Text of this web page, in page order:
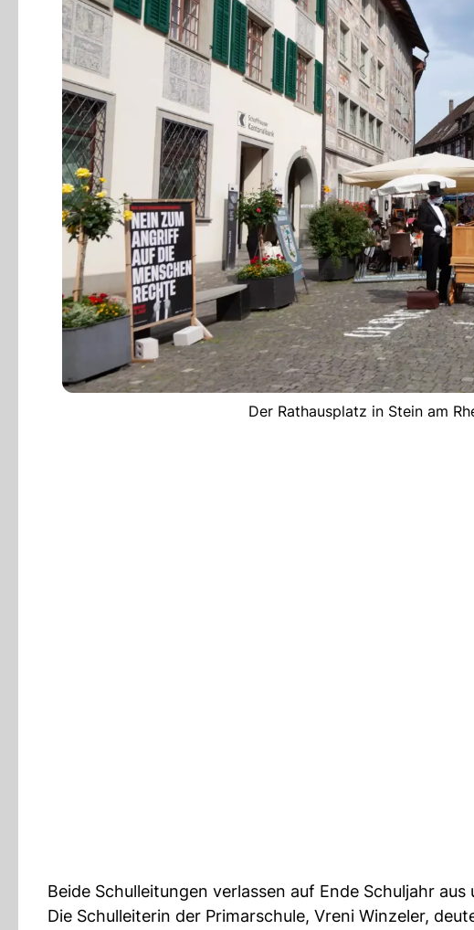
Der Rathausplatz in Stein am
Beide Schulleitungen verlassen auf Ende Schuljahr
Die Schulleiterin der Primarschule, Vreni Winzeler,